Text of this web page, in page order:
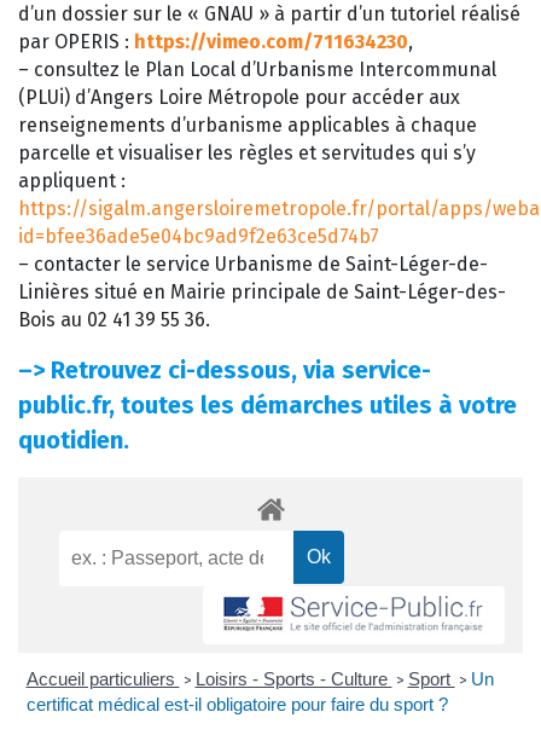
d’un dossier sur le « GNAU » à partir d’un tutoriel réalisé
par OPERIS : https://vimeo.com/711634230,
– consultez le Plan Local d’Urbanisme Intercommunal
(PLUi) d’Angers Loire Métropole pour accéder aux
renseignements d’urbanisme applicables à chaque
parcelle et visualiser les règles et servitudes qui s’y
appliquent :
https://sigalm.angersloiremetropole.fr/portal/apps/
id=bfee36ade5e04bc9ad9f2e63ce5d74b7
– contacter le service Urbanisme de Saint-Léger-de-
Linières situé en Mairie principale de Saint-Léger-des-
Bois au 02 41 39 55 36.
–> Retrouvez ci-dessous, via service-
public.fr, toutes les démarches utiles à votre
quotidien.
Accueil particuliers > Loisirs - Sports - Culture > Sport > Un
certificat médical est-il obligatoire pour faire du sport ?